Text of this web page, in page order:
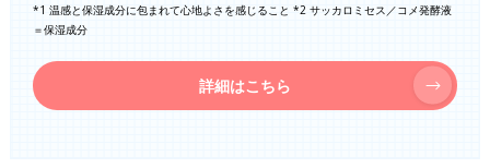
*1 温感と保湿成分に包まれて心地よさを感じること *2 サッカロミセス／コメ発酵液
＝保湿成分
詳細はこちら